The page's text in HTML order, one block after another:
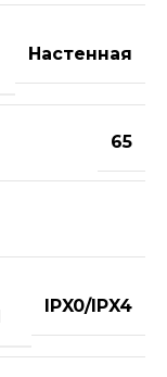
Настенная
65
IPX0/IPX4